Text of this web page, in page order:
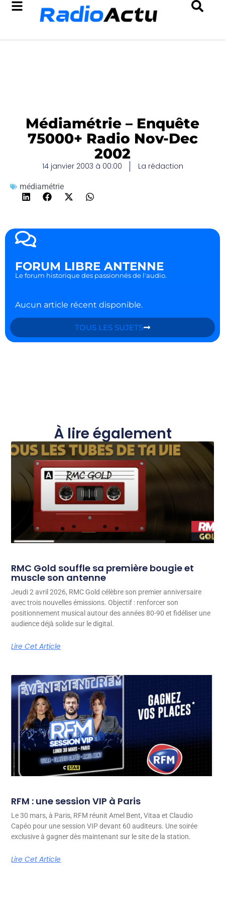
Médiamétrie – Enquête
75000+ Radio Nov-Dec
2002
14 janvier 2003 à 00:00 La rédaction
médiamétrie
FORUM LIBRE ANTENNE
Le forum historique des passionnés de l'audio.
Aucun article récent disponible.
TOUS LES SUJETS
À lire également
RMC Gold souffle sa première bougie et
muscle son antenne
Jeudi 2 avril 2026, RMC Gold célèbre son premier anniversaire
avec trois nouvelles émissions. Objectif : renforcer son
positionnement musical autour des années 80-90 et fidéliser une
audience déjà solide sur le digital.
Lire Cet Article
RFM : une session VIP à Paris
Le 30 mars, à Paris, RFM réunit Amel Bent, Vitaa et Claudio
Capéo pour une session VIP devant 60 auditeurs. Une soirée
exclusive à gagner dès maintenant sur le site de la station.
Lire Cet Article